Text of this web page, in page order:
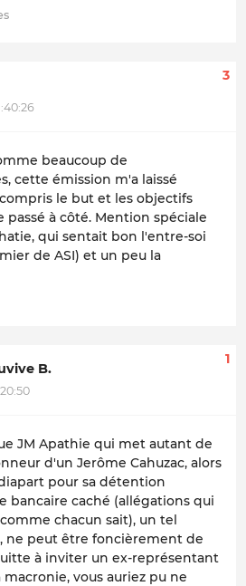
3
beaucoup de
cette émission m'a laissé
le but et les objectifs
passé à côté. Mention spéciale
qui sentait bon l'entre-soi
de ASI) et un peu la
B.
1
JM Apathie qui met autant de
d'un Jerôme Cahuzac, alors
pour sa détention
bancaire caché (allégations qui
chacun sait), un tel
ne peut être foncièrement de
à inviter un ex-représentant
vous auriez pu ne